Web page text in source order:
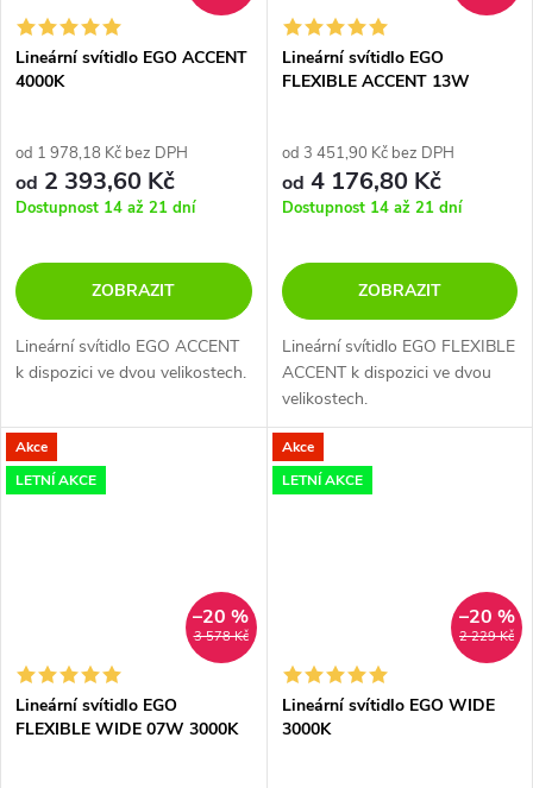
Lineární svítidlo EGO ACCENT
4000K
od 1 978,18 Kč bez DPH
od 2 393,60 Kč
Dostupnost 14 až 21 dní
ZOBRAZIT
Lineární svítidlo EGO ACCENT
k dispozici ve dvou velikostech.
Lineární svítidlo EGO
FLEXIBLE ACCENT 13W
od 3 451,90 Kč bez DPH
od 4 176,80 Kč
Dostupnost 14 až 21 dní
ZOBRAZIT
Lineární svítidlo EGO FLEXIBLE
ACCENT k dispozici ve dvou
velikostech.
Akce
LETNÍ AKCE
3 578 Kč
–20 %
Lineární svítidlo EGO
FLEXIBLE WIDE 07W 3000K
Akce
LETNÍ AKCE
2 229 Kč
–20 %
Lineární svítidlo EGO WIDE
3000K